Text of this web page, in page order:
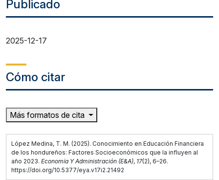
Publicado
2025-12-17
Cómo citar
Más formatos de cita
López Medina, T. M. (2025). Conocimiento en Educación Financiera
de los hondureños: Factores Socioeconómicos que la influyen al
año 2023. Economía Y Administración (E&A), 17(2), 6–26.
https://doi.org/10.5377/eya.v17i2.21492